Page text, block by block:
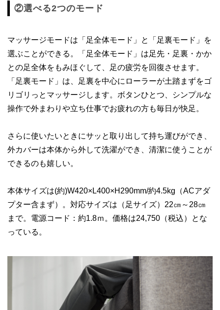
②選べる2つのモード
マッサージモードは「足全体モード」と「足裏モード」を
選ぶことができる。「足全体モード」は足先・足裏・かか
との足全体をもみほぐして、足の疲労を回復させます。
「足裏モード」は、足裏を中心にローラーが土踏まずをゴ
リゴリっとマッサージします。ボタンひとつ、シンプルな
操作で外まわりや立ち仕事でお疲れの方も毎日が快足。
さらに使いたいときにサッと取り出して持ち運びができ、
外カバーは本体から外して洗濯ができ、清潔に使うことが
できるのも嬉しい。
本体サイズは(約)W420×L400×H290mm/約4.5kg（ACアダ
プター含まず）。対応サイズは（足サイズ）22㎝～28㎝
まで。電源コード：約1.8ｍ。価格は24,750（税込）とな
っている。